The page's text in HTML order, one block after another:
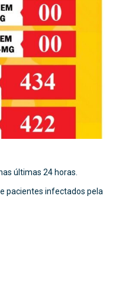
últimas 24 horas.
pacientes infectados pela